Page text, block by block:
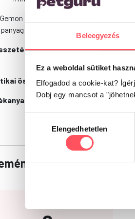
Beleegyezés
Ez a weboldal sütiket
Elfogadod a cookie-kat?
Dobj egy mancsot a
kiválasztásaElengedhetetlen
Dog Adult Maxi konzerv Sertés
forrása lehet a kedvencünk
hús és származékai 45%
összetevők:Nyersfehérje 7,5%,
A-vitamin 2500 NE / kg, D3-